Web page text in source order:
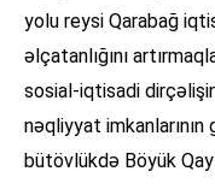
yolu reysi Qarabağ
əlçatanlığını
sosial-iqtisadi
nəqliyyat
bütövlükdə Böyük